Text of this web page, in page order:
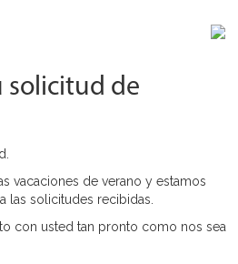
solicitud de
vacaciones de verano y estamos
las solicitudes recibidas.
con usted tan pronto como nos sea